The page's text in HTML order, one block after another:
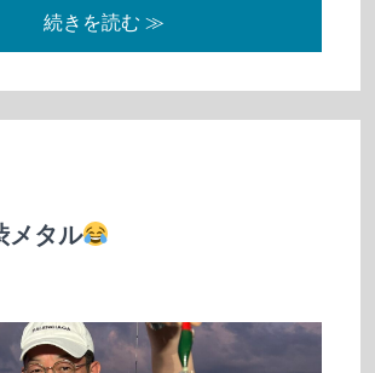
続きを読む ≫
メタル